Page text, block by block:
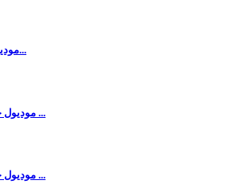
موديول أوردوينو - مودي...
موديول حساس نبضات قلب ...
موديول حساس نبضات قلب ...